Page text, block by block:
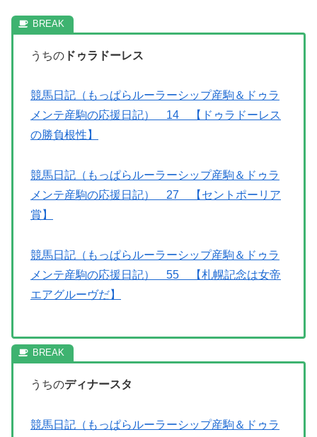
うちの ドゥラドーレス
競馬日記（もっぱらルーラーシップ産駒＆ドゥラ
メンテ産駒の応援日記） 14 【ドゥラドーレス
の勝負根性】
競馬日記（もっぱらルーラーシップ産駒＆ドゥラ
メンテ産駒の応援日記） 27 【セントポーリア
賞】
競馬日記（もっぱらルーラーシップ産駒＆ドゥラ
メンテ産駒の応援日記） 55 【札幌記念は女帝
エアグルーヴだ】
うちのディナースタ
競馬日記（もっぱらルーラーシップ産駒＆ドゥラ